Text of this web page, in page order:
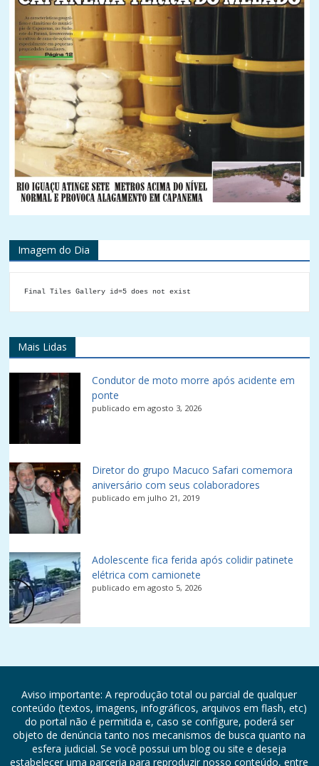
Imagem do Dia
Final Tiles Gallery id=5 does not exist
Mais Lidas
Condutor de moto morre após acidente em
ponte
publicado em agosto 3, 2026
Diretor do grupo Macuco Safari comemora
aniversário com seus colaboradores
publicado em julho 21, 2019
Adolescente fica ferida após colidir patinete
elétrica com camionete
publicado em agosto 5, 2026
Aviso importante: A reprodução total ou parcial de qualquer
conteúdo (textos, imagens, infográficos, arquivos em flash, etc)
do portal não é permitida e, caso se configure, poderá ser
objeto de denúncia tanto nos mecanismos de busca quanto na
esfera judicial. Se você possui um blog ou site e deseja
estabelecer uma parceria para reproduzir nosso conteúdo, entre